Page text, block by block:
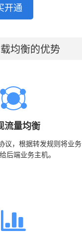
开通
均衡的优势
流量均衡
议，根据转发规则将业务
后端业务主机。